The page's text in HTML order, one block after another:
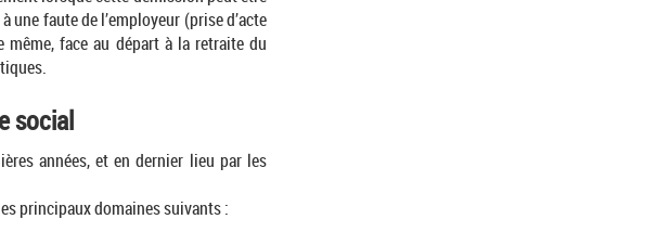
une faute de l’employeur (prise d’acte
face au départ à la retraite du
social
années, et en dernier lieu par les
principaux domaines suivants :